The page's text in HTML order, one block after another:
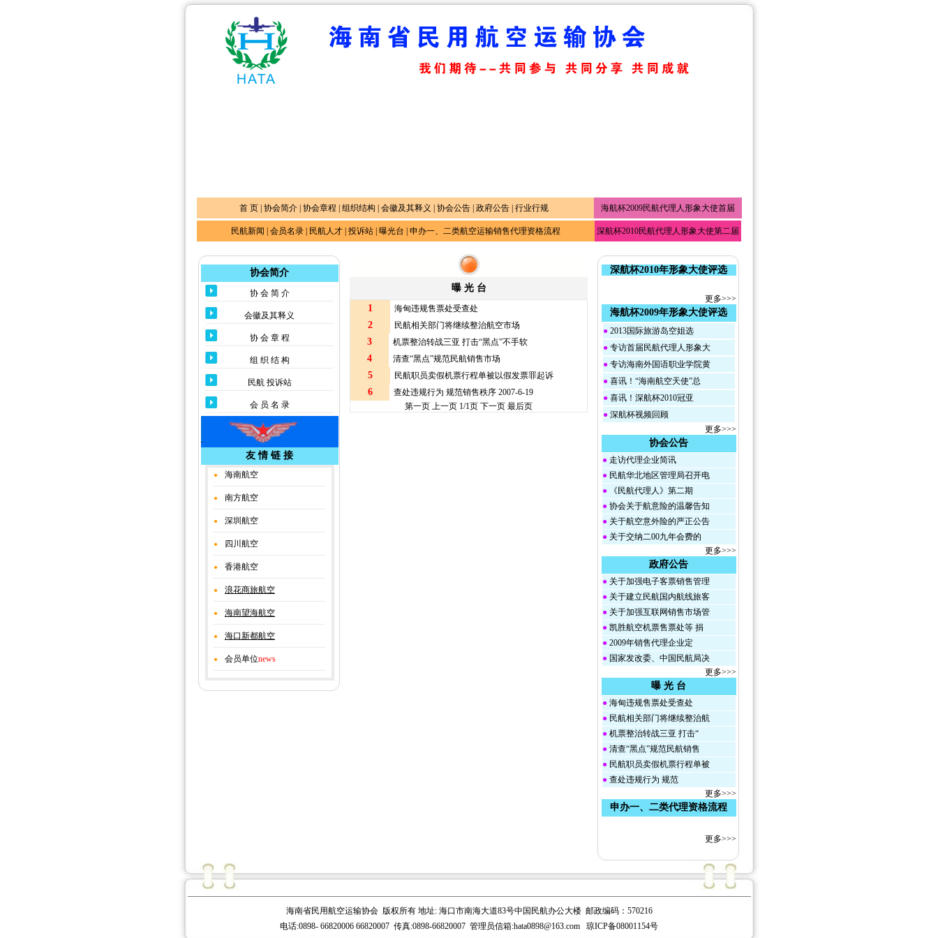
首 页 协会简介 协会章程 组织结构 会徽及其释义 协会公告 政府公告 行业行规 海航杯2009民航代理人形象大使首届
民航新闻 会员名录| 民航人才| 投诉站| 曝光台 申办一、二类航空运输销售代理资格流程 深航杯2010民航代理人形象大使第二届
协会简介
协 会 简 介
会徽及其释义
协 会 章 程
组 织 结 构
民航 投诉站
会 员 名 录
友 情 链 接
● 海南航空
● 南方航空
● 深圳航空
● 四川航空
● 香港航空
● 浪花商旅航空
● 海南望海航空
● 海口新都航空
● 会员单位news
曝 光 台
1
海甸违规售票处受查处
2 民航相关部门将继续整治航空市场
3 机票整治转战三亚 打击“黑点”不手软
4 清查“黑点”规范民航销售市场
5 民航职员卖假机票行程单被以假发票罪起诉
6
查处违规行为 规范销售秩序 2007-6-19
第一页 上一页 1/1页 下一页 最后页
深航杯2010年形象大使评选
更多>>>
海航杯2009年形象大使评选
●2013国际旅游岛空姐选
●专访首届民航代理人形象大
●专访海南外国语职业学院黄
●喜讯！“海南航空天使”总
●喜讯！深航杯2010冠亚
●深航杯视频回顾
更多>>>
协会公告
●走访代理企业简讯
●民航华北地区管理局召开电
●《民航代理人》第二期
●协会关于航意险的温馨告知
●关于航空意外险的严正公告
●关于交纳二00九年会费的
更多>>>
政府公告
●关于加强电子客票销售管理
●关于建立民航国内航线旅客
●关于加强互联网销售市场管
●凯胜航空机票售票处等 捐
●2009年销售代理企业定
●国家发改委、中国民航局决
更多>>>
曝 光 台
●海甸违规售票处受查处
●民航相关部门将继续整治航
●机票整治转战三亚 打击“
●清查“黑点”规范民航销售
●民航职员卖假机票行程单被
●查处违规行为 规范
更多>>>
申办一、二类代理资格流程
更多>>>
海南省民用航空运输协会 版权所有 地址: 海口市南海大道83号中国民航办公大楼 邮政编码：570216
电话:0898- 66820006 66820007 传真:0898-66820007 管理员信箱:hata0898@163.com 琼ICP备08001154号